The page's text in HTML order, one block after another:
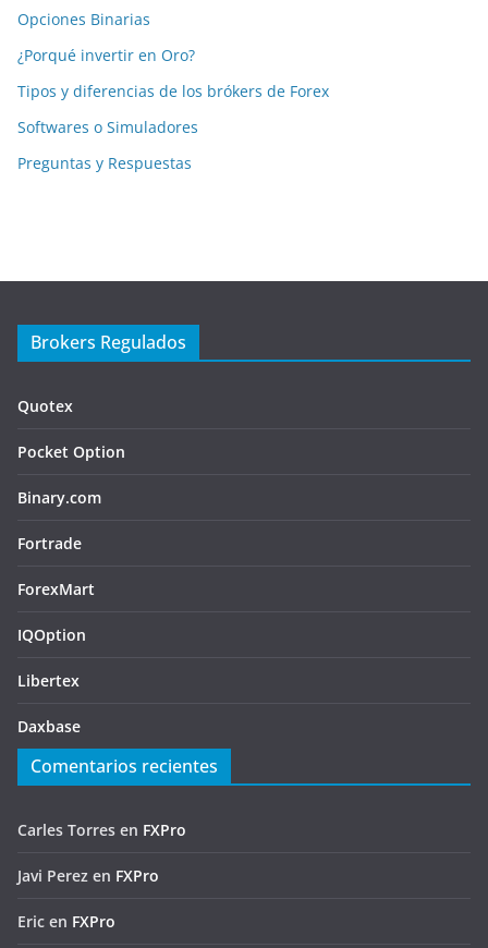
Opciones Binarias
¿Porqué invertir en Oro?
Tipos y diferencias de los brókers de Forex
Softwares o Simuladores
Preguntas y Respuestas
Brokers Regulados
Quotex
Pocket Option
Binary.com
Fortrade
ForexMart
IQOption
Libertex
Daxbase
Comentarios recientes
Carles Torres en FXPro
Javi Perez en FXPro
Eric en FXPro